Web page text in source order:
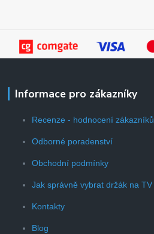
Informace pro zákazníky
Recenze - hodnocení zákazníků
Odborné poradenství
Obchodní podmínky
Jak správně vybrat držák na TV
Kontakty
Blog